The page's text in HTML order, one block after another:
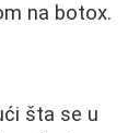
na botox.
šta se u